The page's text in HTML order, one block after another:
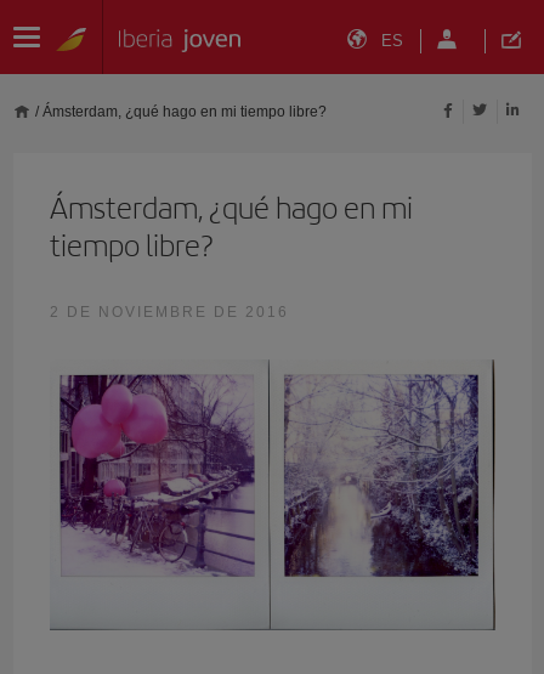
ES
/ Ámsterdam, ¿qué hago en mi tiempo libre?
Ámsterdam, ¿qué hago en mi
tiempo libre?
2 DE NOVIEMBRE DE 2016